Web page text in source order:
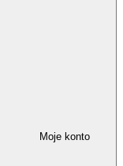
Moje konto